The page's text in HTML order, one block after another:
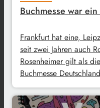
Buchmesse war
Frankfurt hat eine,
seit zwei Jahren auch
Rosenheimer gilt als
Buchmesse